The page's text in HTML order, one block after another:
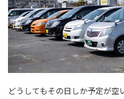
どうしてもその日しか予定が